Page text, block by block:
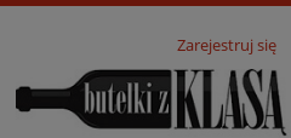
Zarejestruj się